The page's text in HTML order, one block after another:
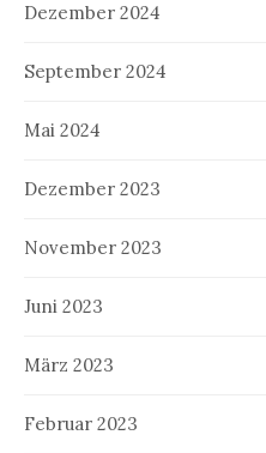
Dezember 2024
September 2024
Mai 2024
Dezember 2023
November 2023
Juni 2023
März 2023
Februar 2023